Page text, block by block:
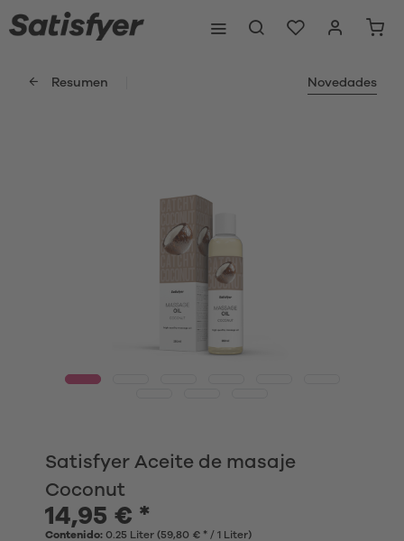
Resumen Novedades
Satisfyer Aceite de masaje
Coconut
14,95 € *
Contenido: 0.25 Liter (59,80 € * / 1 Liter)